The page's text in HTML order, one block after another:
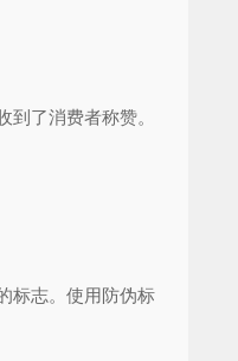
了消费者称赞。
标志。使用防伪标